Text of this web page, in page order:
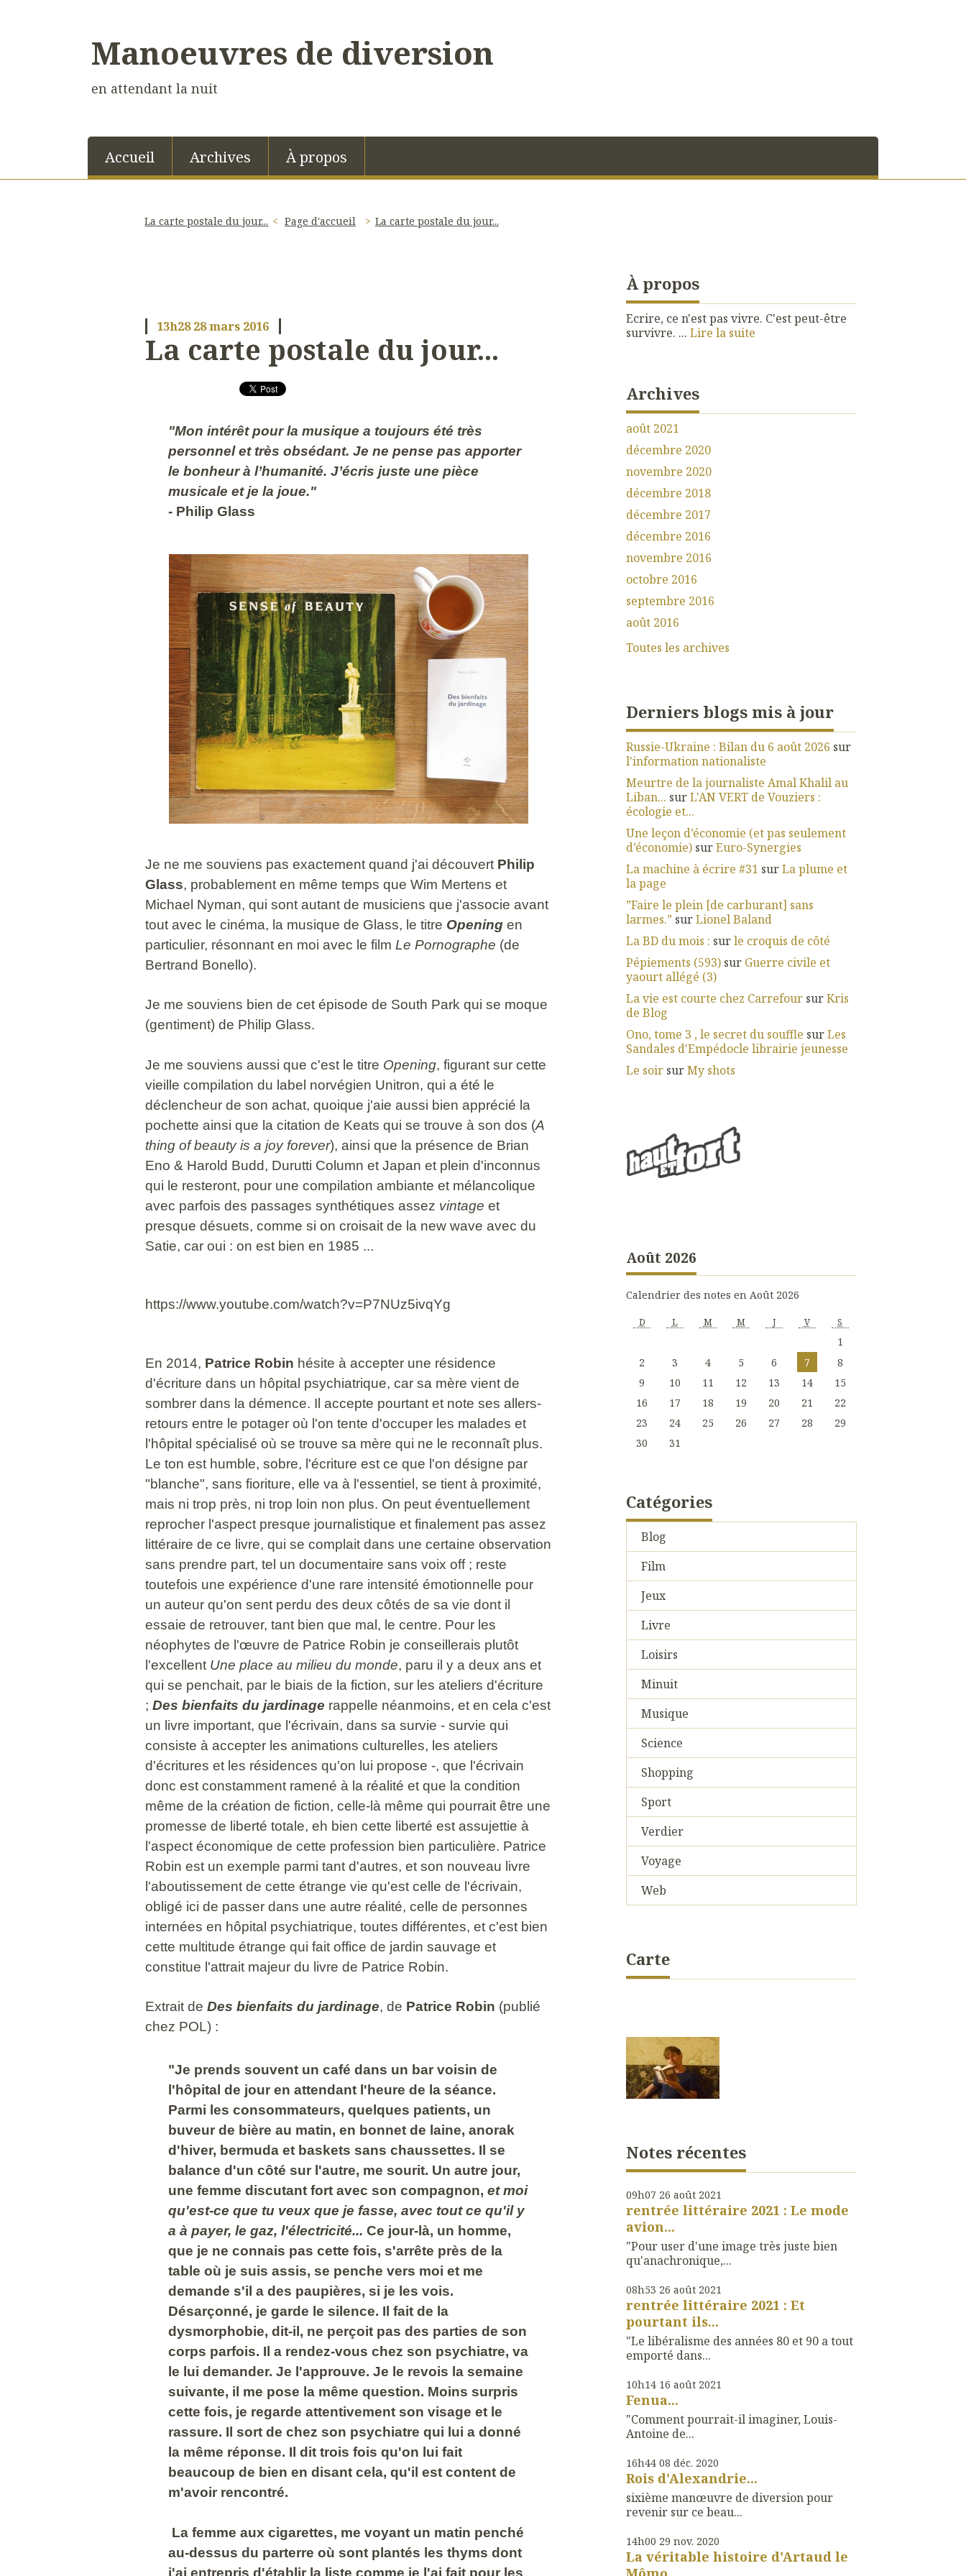
Manoeuvres de diversion
en attendant la nuit
Accueil Archives À propos
La carte postale du jour... Page d'accueil La carte postale du jour...
13h28 28mars 2016
La carte postale du jour...
"Mon intérêt pour la musique a toujours été très
personnel et très obsédant. Je ne pense pas apporter
le bonheur à l’humanité. J’écris juste une pièce
musicale et je la joue."
- Philip Glass
Je ne me souviens pas exactement quand j'ai découvert Philip
Glass, probablement en même temps que Wim Mertens et
Michael Nyman, qui sont autant de musiciens que j'associe avant
tout avec le cinéma, la musique de Glass, le titre Opening en
particulier, résonnant en moi avec le film Le Pornographe (de
Bertrand Bonello).
Je me souviens bien de cet épisode de South Park qui se moque
(gentiment) de Philip Glass.
Je me souviens aussi que c'est le titre Opening, figurant sur cette
vieille compilation du label norvégien Unitron, qui a été le
déclencheur de son achat, quoique j'aie aussi bien apprécié la
pochette ainsi que la citation de Keats qui se trouve à son dos (A
thing of beauty is a joy forever), ainsi que la présence de Brian
Eno & Harold Budd, Durutti Column et Japan et plein d'inconnus
qui le resteront, pour une compilation ambiante et mélancolique
avec parfois des passages synthétiques assez vintage et
presque désuets, comme si on croisait de la new wave avec du
Satie, car oui : on est bien en 1985 ...
https://www.youtube.com/watch?v=P7NUz5ivqYg
En 2014, Patrice Robin hésite à accepter une résidence
d'écriture dans un hôpital psychiatrique, car sa mère vient de
sombrer dans la démence. Il accepte pourtant et note ses allers-
retours entre le potager où l'on tente d'occuper les malades et
l'hôpital spécialisé où se trouve sa mère qui ne le reconnaît plus.
Le ton est humble, sobre, l'écriture est ce que l'on désigne par
"blanche", sans fioriture, elle va à l'essentiel, se tient à proximité,
mais ni trop près, ni trop loin non plus. On peut éventuellement
reprocher l'aspect presque journalistique et finalement pas assez
littéraire de ce livre, qui se complait dans une certaine observation
sans prendre part, tel un documentaire sans voix off ; reste
toutefois une expérience d'une rare intensité émotionnelle pour
un auteur qu'on sent perdu des deux côtés de sa vie dont il
essaie de retrouver, tant bien que mal, le centre. Pour les
néophytes de l'œuvre de Patrice Robin je conseillerais plutôt
l'excellent Une place au milieu du monde, paru il y a deux ans et
qui se penchait, par le biais de la fiction, sur les ateliers d'écriture
; Des bienfaits du jardinage rappelle néanmoins, et en cela c'est
un livre important, que l'écrivain, dans sa survie - survie qui
consiste à accepter les animations culturelles, les ateliers
d'écritures et les résidences qu'on lui propose -, que l'écrivain
donc est constamment ramené à la réalité et que la condition
même de la création de fiction, celle-là même qui pourrait être une
promesse de liberté totale, eh bien cette liberté est assujettie à
l'aspect économique de cette profession bien particulière. Patrice
Robin est un exemple parmi tant d'autres, et son nouveau livre
l'aboutissement de cette étrange vie qu'est celle de l'écrivain,
obligé ici de passer dans une autre réalité, celle de personnes
internées en hôpital psychiatrique, toutes différentes, et c'est bien
cette multitude étrange qui fait office de jardin sauvage et
constitue l'attrait majeur du livre de Patrice Robin.
Extrait de Des bienfaits du jardinage, de Patrice Robin (publié
chez POL) :
"Je prends souvent un café dans un bar voisin de
l'hôpital de jour en attendant l'heure de la séance.
Parmi les consommateurs, quelques patients, un
buveur de bière au matin, en bonnet de laine, anorak
d'hiver, bermuda et baskets sans chaussettes. Il se
balance d'un côté sur l'autre, me sourit. Un autre jour,
une femme discutant fort avec son compagnon,et moi
qu'est-ce que tu veux que je fasse, avec tout ce qu'il y
a à payer, le gaz, l'électricité... Ce jour-là, un homme,
que je ne connais pas cette fois, s'arrête près de la
table où je suis assis, se penche vers moi et me
demande s'il a des paupières, si je les vois.
Désarçonné, je garde le silence. Il fait de la
dysmorphobie, dit-il, ne perçoit pas des parties de son
corps parfois. Il a rendez-vous chez son psychiatre, va
le lui demander. Je l'approuve. Je le revois la semaine
suivante, il me pose la même question. Moins surpris
cette fois, je regarde attentivement son visage et le
rassure. Il sort de chez son psychiatre qui lui a donné
la même réponse. Il dit trois fois qu'on lui fait
beaucoup de bien en disant cela, qu'il est content de
m'avoir rencontré.
La femme aux cigarettes, me voyant un matin penché
au-dessus du parterre où sont plantés les thyms dont
j'ai entrepris d'établir la liste comme je l'ai fait pour les
À propos
Ecrire, ce n'est pas vivre. C'est peut-être
survivre. ... Lire la suite
Archives
août 2021
décembre 2020
novembre 2020
décembre 2018
décembre 2017
décembre 2016
novembre 2016
octobre 2016
septembre 2016
août 2016
Toutes les archives
Derniers blogs mis à jour
Russie-Ukraine : Bilan du 6 août 2026 sur
l'information nationaliste
Meurtre de la journaliste Amal Khalil au
Liban... surL'AN VERT de Vouziers :
écologie et...
Une leçon d’économie (et pas seulement
d’économie)surEuro-Synergies
La machine à écrire #31 surLa plume et
la page
”Faire le plein [de carburant] sans
larmes.”surLionel Baland
La BD du mois : surle croquis de côté
Pépiements (593)sur Guerre civile et
yaourt allégé (3)
La vie est courte chez CarrefoursurKris
de Blog
Ono, tome 3 , le secret du souffle surLes
Sandales d'Empédocle librairie jeunesse
Le soirsurMy shots
Août 2026
Calendrier des notes en Août 2026
D L M M J V S
1
2
3 4 5 6 7
8
9
10 11 12 13 14
15
16
17 18 19 20 21
22
23
24 25 26 27 28
29
30
31
Catégories
Blog
Film
Jeux
Livre
Loisirs
Minuit
Musique
Science
Shopping
Sport
Verdier
Voyage
Web
Carte
Notes récentes
09h07 26 août 2021
rentrée littéraire 2021 : Le mode
avion...
"Pour user d'une image très juste bien
qu'anachronique,...
08h53 26 août 2021
rentrée littéraire 2021 : Et
pourtant ils...
"Le libéralisme des années 80 et 90 a tout
emporté dans...
10h14 16 août 2021
Fenua...
"Comment pourrait-il imaginer, Louis-
Antoine de...
16h44 08 déc. 2020
Rois d'Alexandrie...
sixième manœuvre de diversion pour
revenir sur ce beau...
14h00 29 nov. 2020
La véritable histoire d'Artaud le